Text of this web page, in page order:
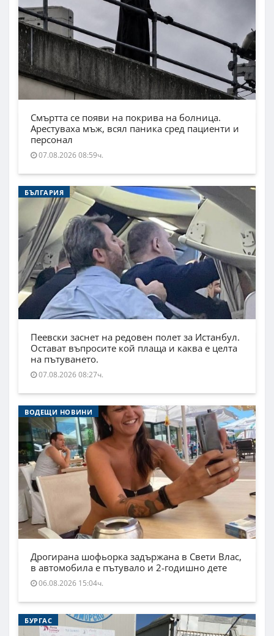
Смъртта се появи на покрива на болница.
Арестуваха мъж, всял паника сред пациенти и
персонал
07.08.2026 08:59ч.
БЪЛГАРИЯ
Пеевски заснет на редовен полет за Истанбул.
Остават въпросите кой плаща и каква е целта
на пътуването.
07.08.2026 08:27ч.
ВОДЕЩИ НОВИНИ
Дрогирана шофьорка задържана в Свети Влас,
в автомобила е пътувало и 2-годишно дете
06.08.2026 15:04ч.
БУРГАС